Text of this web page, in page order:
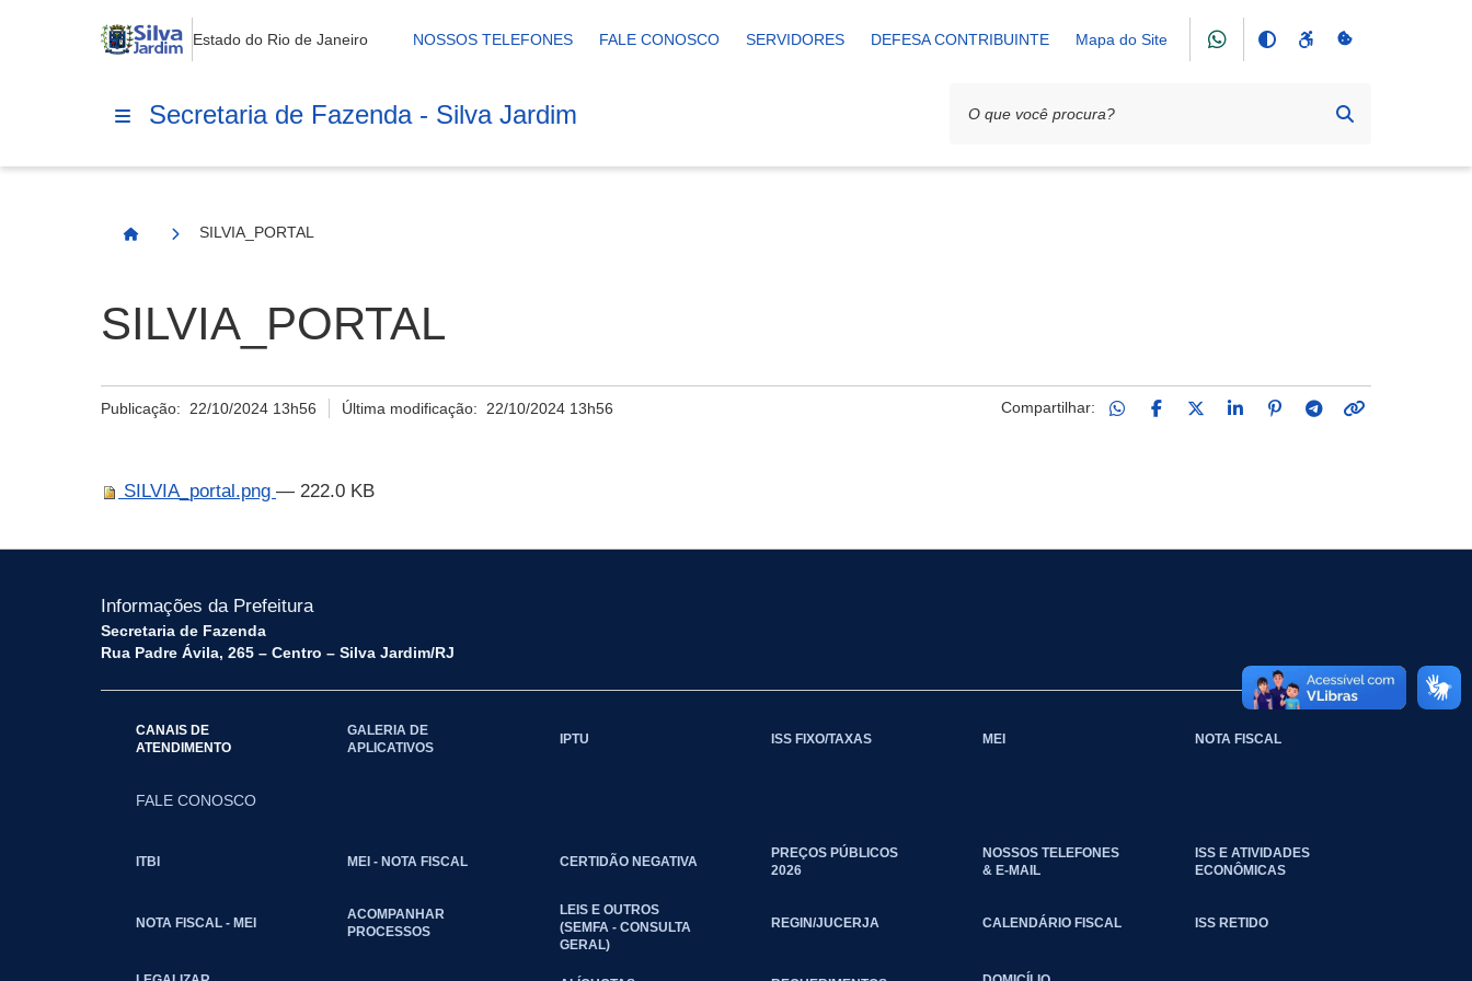
Estado do Rio de Janeiro NOSSOS TELEFONES FALE CONOSCO SERVIDORES DEFESA CONTRIBUINTE Mapa do Site
Secretaria de Fazenda - Silva Jardim
Página Inicial
SILVIA_PORTAL
SILVIA_PORTAL
Publicação: 22/10/2024 13h56 Última modificação: 22/10/2024 13h56 Compartilhar:
SILVIA_portal.png — 222.0 KB
Informações da Prefeitura
Secretaria de Fazenda
Rua Padre Ávila, 265 – Centro – Silva Jardim/RJ
CANAIS DE
ATENDIMENTO
FALE CONOSCO
GALERIA DE
APLICATIVOS
IPTU ISS FIXO/TAXAS MEI NOTA FISCAL
ITBI MEI - NOTA FISCAL CERTIDÃO NEGATIVA
PREÇOS PÚBLICOS
2026
NOSSOS TELEFONES
& E-MAIL
ISS E ATIVIDADES
ECONÔMICAS
NOTA FISCAL - MEI
ACOMPANHAR
PROCESSOS
LEIS E OUTROS
(SEMFA - CONSULTA
GERAL)
REGIN/JUCERJA CALENDÁRIO FISCAL ISS RETIDO